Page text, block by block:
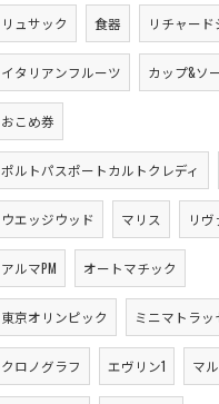
リュサック 食器 リチャード
イタリアンフルーツ カップ&ソ
おこめ券
ポルトパスポートカルトクレディ
ウエッジウッド マリス リヴ
アルマPM オートマチック
東京オリンピック ミニマトラッ
クロノグラフ エヴリン1 マ